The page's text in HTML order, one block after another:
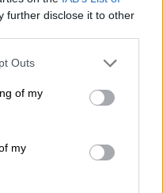
further disclose it to other
one or more Google
You may click to
its third-party tags to
in below Google
Outs
of my
my